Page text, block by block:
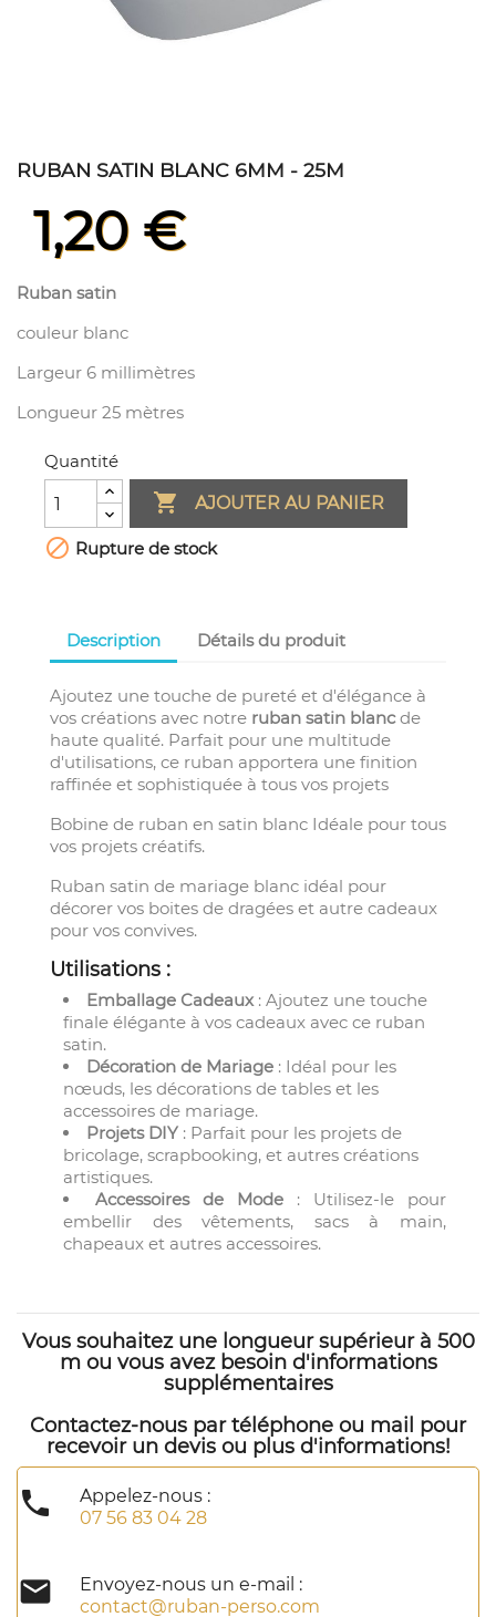
RUBAN SATIN BLANC 6MM - 25M
1,20 €
Ruban satin
couleur blanc
Largeur 6 millimètres
Longueur 25 mètres
Quantité
 AJOUTER AU PANIER
 Rupture de stock
Description Détails du produit
Ajoutez une touche de pureté et d'élégance à
vos créations avec notre ruban satin blancde
haute qualité. Parfait pour une multitude
d'utilisations, ce ruban apportera une finition
raffinée et sophistiquée à tous vos projets
Bobine de ruban en satin blanc Idéale pour tous
vos projets créatifs.
Ruban satin de mariage blanc idéal pour
décorer vos boites de dragées et autre cadeaux
pour vos convives.
Utilisations :
Emballage Cadeaux: Ajoutez une touche
finale élégante à vos cadeaux avec ce ruban
satin.
Décoration de Mariage : Idéal pour les
nœuds, les décorations de tables et les
accessoires de mariage.
Projets DIY : Parfait pour les projets de
bricolage, scrapbooking, et autres créations
artistiques.
Accessoires de Mode : Utilisez-le pour
embellir des vêtements, sacs à main,
chapeaux et autres accessoires.
Vous souhaitez une longueur supérieur à 500
m ou vous avez besoin d'informations
supplémentaires
Contactez-nous par téléphone ou mail pour
recevoir un devis ou plus d'informations!

Appelez-nous :
07 56 83 04 28

Envoyez-nous un e-mail :
contact@ruban-perso.com